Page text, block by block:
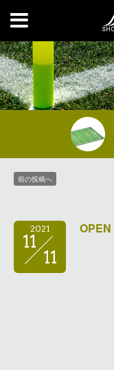
MENU
前の投稿へ
2021
11
11
OPEN